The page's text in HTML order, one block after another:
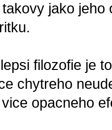
takovy jako jeho
filozofie je
chytreho
opacneho